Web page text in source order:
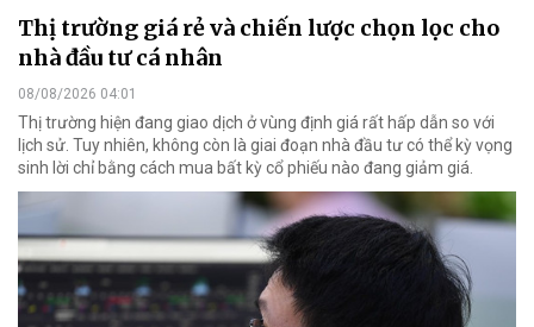
Thị trường giá rẻ và chiến lược chọn lọc cho
nhà đầu tư cá nhân
08/08/2026 04:01
Thị trường hiện đang giao dịch ở vùng định giá rất hấp dẫn so với
lịch sử. Tuy nhiên, không còn là giai đoạn nhà đầu tư có thể kỳ vọng
sinh lời chỉ bằng cách mua bất kỳ cổ phiếu nào đang giảm giá.